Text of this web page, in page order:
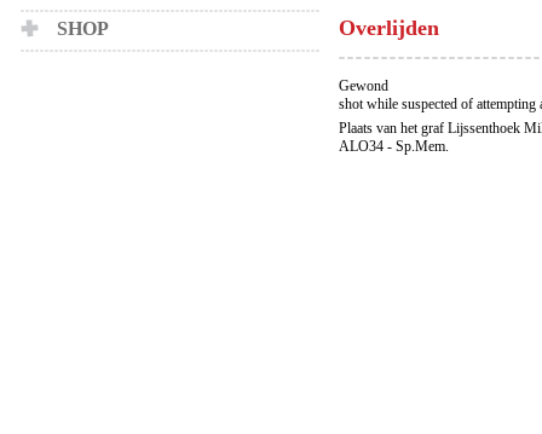
SHOP
Overlijden
Gewond
shot while suspected of attempting
Plaats van het graf Lijssenthoek
ALO34 - Sp.Mem.